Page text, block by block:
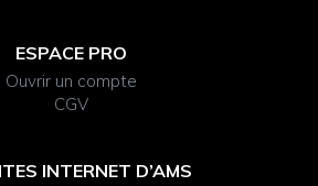
ESPACE PRO
Ouvrir un compte
CGV
INTERNET D’AMS